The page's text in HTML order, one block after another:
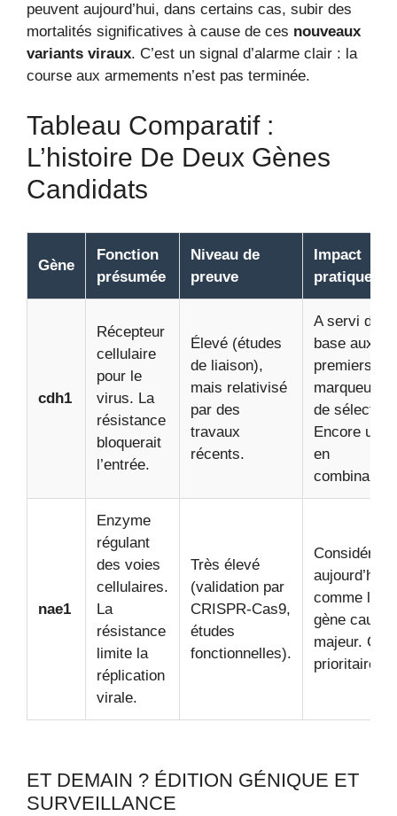
peuvent aujourd’hui, dans certains cas, subir des
mortalités significatives à cause de ces nouveaux
variants viraux. C’est un signal d’alarme clair : la
course aux armements n’est pas terminée.
Tableau Comparatif :
L’histoire De Deux Gènes
Candidats
Gène
Fonction
présumée
Niveau de
preuve
Impact
pratique
cdh1
Récepteur
cellulaire
pour le
virus. La
résistance
bloquerait
l’entrée.
Élevé (études
de liaison),
mais relativisé
par des
travaux
récents.
A servi de
base aux
premiers
marqueurs
de sélection.
Encore utile
en
nae1
Enzyme
régulant
des voies
cellulaires.
La
résistance
limite la
réplication
virale.
Très élevé
(validation par
CRISPR-Cas9,
études
fonctionnelles).
Considéré
aujourd’hui
comme le
gène causal
majeur.
prioritaire.
ET DEMAIN ? ÉDITION GÉNIQUE ET
SURVEILLANCE